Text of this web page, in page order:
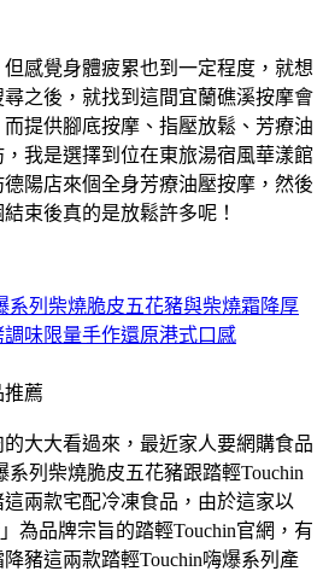
感覺身體疲累也到一定程度，就想
之後，就找到這間宜蘭礁溪按摩會
提供腳底按摩、指壓放鬆、芳療油
我是選擇到位在東旅湯宿風華漾館
陽店來個全身芳療油壓按摩，然後
束後真的是放鬆許多呢！
系列柴燒脆皮五花豬與柴燒霜降厚
味限量手作還原港式口感
大大看過來，最近家人要網購食品
系列柴燒脆皮五花豬跟踏輕Touchin
兩款宅配冷凍食品，由於這家以
為品牌宗旨的踏輕Touchin官網，有
豬這兩款踏輕Touchin嗨爆系列產